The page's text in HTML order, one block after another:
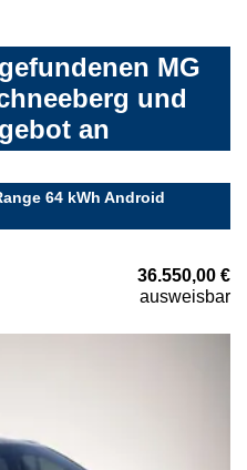
MG
und
an
64 kWh Android
36.550,00 €
ausweisbar